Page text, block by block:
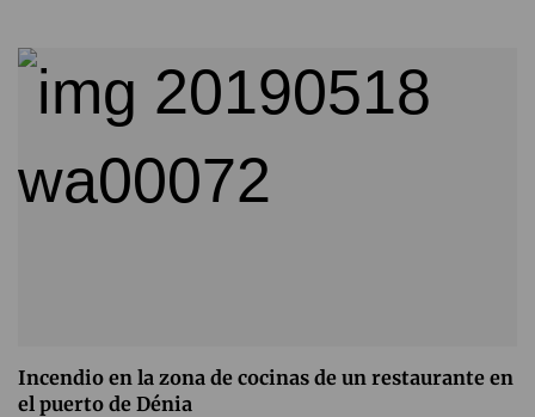
Incendio en la zona de cocinas de un restaurante en
el puerto de Dénia